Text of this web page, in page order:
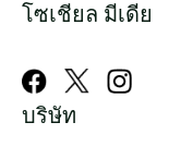
โซเชียล มีเดีย
บริษัท